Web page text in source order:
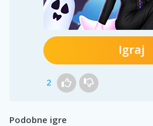
Igraj
2
Podobne igre